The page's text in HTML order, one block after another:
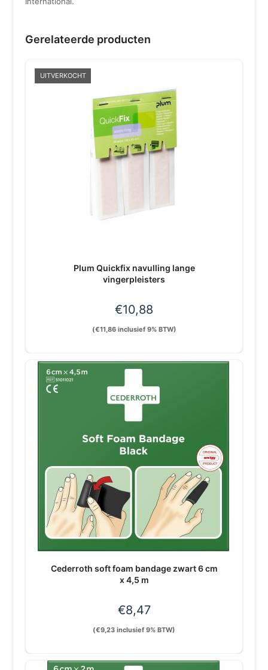
Gerelateerde producten
UITVERKOCHT
Plum Quickfix navulling lange
vingerpleisters
€10,88
(€11,86inclusief 9% BTW)
Cederroth soft foam bandage zwart 6 cm
x 4,5 m
€8,47
(€9,23 inclusief 9% BTW)